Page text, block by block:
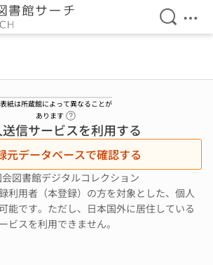
検索を
メ
表紙は所蔵館によって異なることが
あります
信サービスを利用する
元データベースで確認する
図書館デジタルコレクション
利用者（本登録）の方を対象とした、個人
能です。ただし、日本国外に居住している
ビスを利用できません。